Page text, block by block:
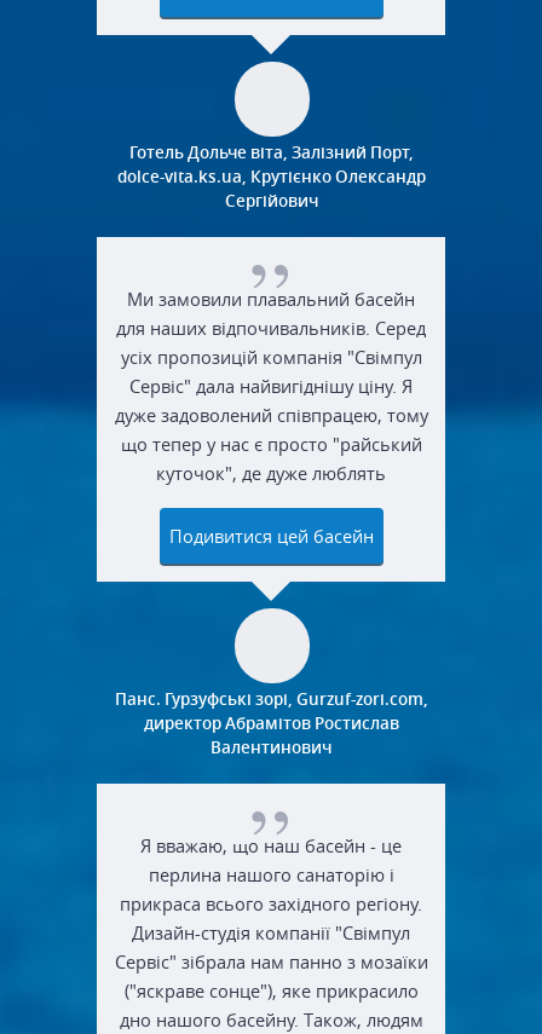
Готель Дольче віта, Залізний Порт,
dolce-vita.ks.ua, Крутієнко Олександр
Сергійович
Ми замовили плавальний басейн
для наших відпочивальників. Серед
усіх пропозицій компанія "Свімпул
Сервіс" дала найвигіднішу ціну. Я
дуже задоволений співпрацею, тому
що тепер у нас є просто "райський
куточок", де дуже люблять
проводити час всі відвідувачі. Буду
радити "Свімпул Сервіс" усім друзям
і колегам.
Подивитися цей басейн
Панс. Гурзуфські зорі, Gurzuf-zori.com,
директор Абрамітов Ростислав
Валентинович
Я вважаю, що наш басейн - це
перлина нашого санаторію і
прикраса всього західного регіону.
Дизайн-студія компанії "Свімпул
Сервіс" зібрала нам панно з мозаїки
("яскраве сонце"), яке прикрасило
дно нашого басейну. Також, людям